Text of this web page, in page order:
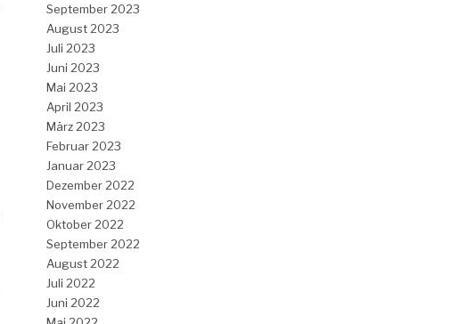
September 2023
August 2023
Juli 2023
Juni 2023
Mai 2023
April 2023
März 2023
Februar 2023
Januar 2023
Dezember 2022
November 2022
Oktober 2022
September 2022
August 2022
Juli 2022
Juni 2022